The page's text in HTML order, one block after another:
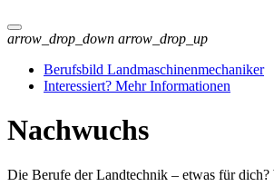
arrow_drop_down arrow_drop_up
Berufsbild Landmaschinenmechaniker
Interessiert? Mehr Informationen
Nachwuchs
Die Berufe der Landtechnik – etwas für